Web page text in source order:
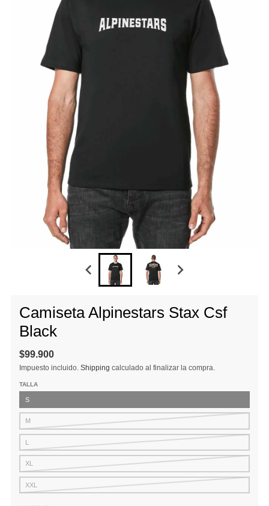
Camiseta Alpinestars Stax Csf
Black
$99.900
Impuesto incluido. Shipping calculado al finalizar la compra.
TALLA
S
M
L
XL
XXL